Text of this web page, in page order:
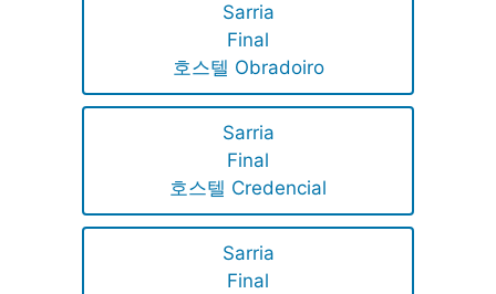
Sarria
Final
호스텔 Obradoiro
Sarria
Final
호스텔 Credencial
Sarria
Final